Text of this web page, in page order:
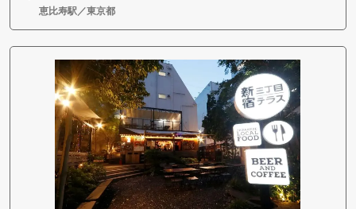
恵比寿駅／東京都